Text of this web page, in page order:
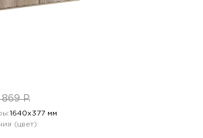
869 P.
1640х377 мм
(цвет):